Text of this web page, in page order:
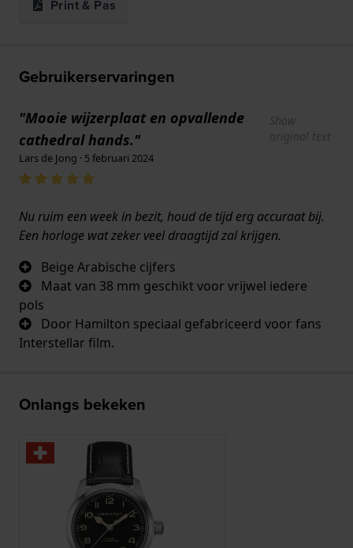
Print & Pas
Gebruikerservaringen
"Mooie wijzerplaat en opvallende
cathedral hands."
Show
original text
Lars de Jong · 5 februari 2024
Nu ruim een week in bezit, houd de tijd erg accuraat bij.
Een horloge wat zeker veel draagtijd zal krijgen.
Beige Arabische cijfers
Maat van 38 mm geschikt voor vrijwel iedere
pols
Door Hamilton speciaal gefabriceerd voor fans
Interstellar film.
Onlangs bekeken